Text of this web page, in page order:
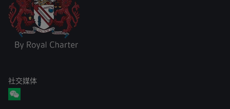
社交媒体